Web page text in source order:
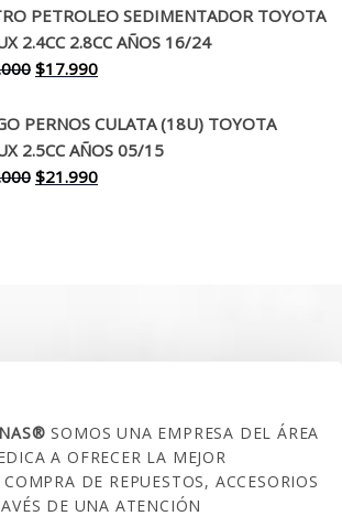
original
era:
$260.000.
actual
es:
PETROLEO SEDIMENTADOR TOYOTA
2.4CC 2.8CC AÑOS 16/24
El
original
era:
$30.000.
$17.990El
actual
es:
$17.990.
PERNOS CULATA (18U) TOYOTA
2.5CC AÑOS 05/15
El
$21.990El
SOMOS UNA EMPRESA DEL ÁREA
A OFRECER LA MEJOR
DE REPUESTOS, ACCESORIOS
DE UNA ATENCIÓN